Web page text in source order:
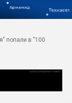
заводу пластмасс"
первый план в
попали в "100